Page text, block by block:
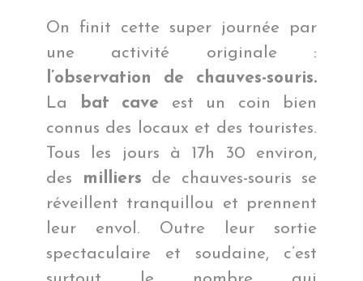
On finit cette super journée par
une activité originale :
l’observation de chauves-souris.
La
bat cave est un coin bien
connus des locaux et des touristes.
Tous les jours à 17h 30 environ,
des
milliers de chauves-souris se
réveillent tranquillou et prennent
leur envol. Outre leur sortie
spectaculaire et soudaine, c’est